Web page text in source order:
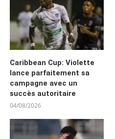
Caribbean Cup: Violette
lance parfaitement sa
campagne avec un
succès autoritaire
04/08/2026